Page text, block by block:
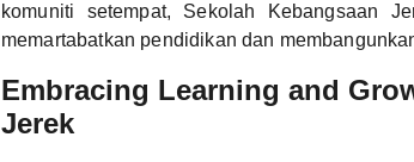
komuniti setempat, Sekolah Kebangsaan
memartabatkan pendidikan dan
Embracing Learning and
Jerek